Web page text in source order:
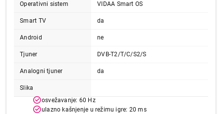
Operativni sistem VIDAA Smart OS
Smart TV da
Android ne
Tjuner DVB-T2/T/C/S2/S
Analogni tjuner da
Slika
osvežavanje: 60 Hz
ulazno kašnjenje u režimu igre: 20 ms